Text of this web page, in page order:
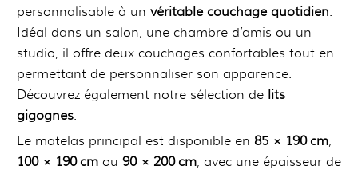
personnalisable à un véritable couchage quotidien.
Idéal dans un salon, une chambre d’amis ou un
studio, il offre deux couchages confortables tout en
permettant de personnaliser son apparence.
Découvrez également notre sélection de lits
gigognes.
Le matelas principal est disponible en 85 × 190 cm,
100 × 190 cm ou 90 × 200 cm, avec une épaisseur de